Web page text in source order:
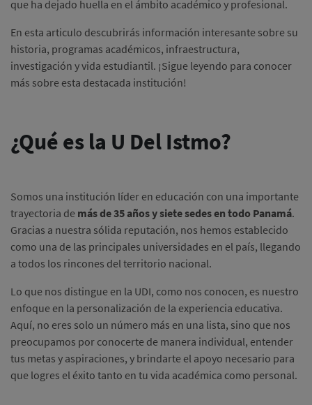
que ha dejado huella en el ámbito académico y profesional.
En esta articulo descubrirás información interesante sobre su
historia, programas académicos, infraestructura,
investigación y vida estudiantil. ¡Sigue leyendo para conocer
más sobre esta destacada institución!
¿Qué es la U Del Istmo?
Somos una institución líder en educación con una importante
trayectoria de más de 35 años y siete sedes en todo Panamá.
Gracias a nuestra sólida reputación, nos hemos establecido
como una de las principales universidades en el país, llegando
a todos los rincones del territorio nacional.
Lo que nos distingue en la UDI, como nos conocen, es nuestro
enfoque en la personalización de la experiencia educativa.
Aquí, no eres solo un número más en una lista, sino que nos
preocupamos por conocerte de manera individual, entender
tus metas y aspiraciones, y brindarte el apoyo necesario para
que logres el éxito tanto en tu vida académica como personal.